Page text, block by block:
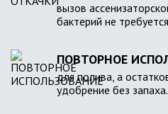
вызов
бактерий не
ПОВТОРНОЕ
для полива, а
удобрение без запаха.